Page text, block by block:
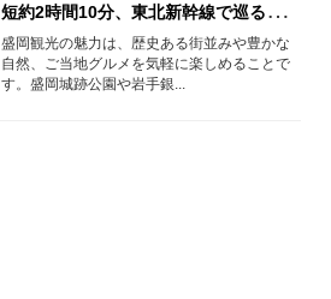
短約2時間10分、東北新幹線で巡る盛岡
駅周辺スポット
盛岡観光の魅力は、歴史ある街並みや豊かな
自然、ご当地グルメを気軽に楽しめることで
す。盛岡城跡公園や岩手銀...